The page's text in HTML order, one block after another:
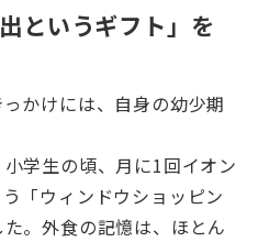
というギフト」を
かけには、自身の幼少期
学生の頃、月に1回イオン
「ウィンドウショッピン
。外食の記憶は、ほとん